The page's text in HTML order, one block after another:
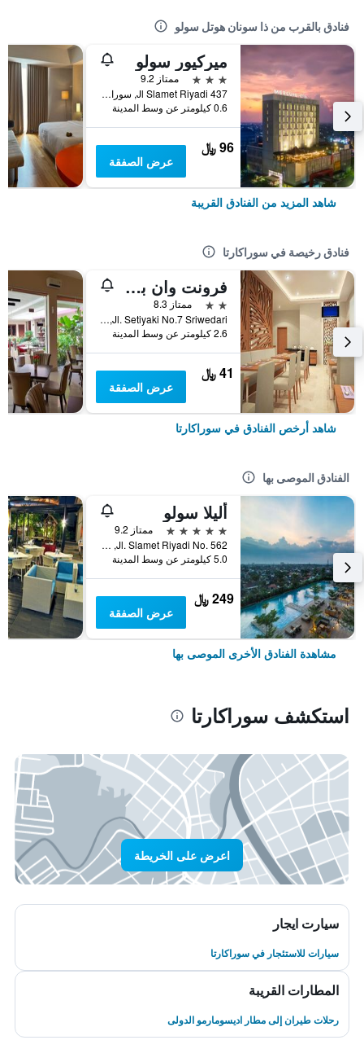
فنادق بالقرب من ذا سونان هوتل سولو
ميركيور سولو
3 نجوم
ممتاز 9.2
Jl Slamet Riyadi 437, سوراكارتا, إندونيسيا
0.6 كيلومتر عن وسط المدينة
96 ﷼
عرض الصفقة
شاهد المزيد من الفنادق القريبة
فنادق رخيصة في سوراكارتا
فرونت وان بوتيك براني سولو
2 نجمتين
ممتاز 8.3
Jl. Setiyaki No.7 Sriwedari, سوراكارتا, إندونيسيا
2.6 كيلومتر عن وسط المدينة
41 ﷼
عرض الصفقة
شاهد أرخص الفنادق في سوراكارتا
الفنادق الموصى بها
أليلا سولو
5 نجوم
ممتاز 9.2
Jl. Slamet Riyadi No. 562, سوراكارتا, إندونيسيا
5.0 كيلومتر عن وسط المدينة
249 ﷼
عرض الصفقة
مشاهدة الفنادق الأخرى الموصى بها
استكشف سوراكارتا
اعرض على الخريطة
سيارت ايجار
سيارات للاستئجار في سوراكارتا
المطارات القريبة
رحلات طيران إلى مطار اديسومارمو الدولى